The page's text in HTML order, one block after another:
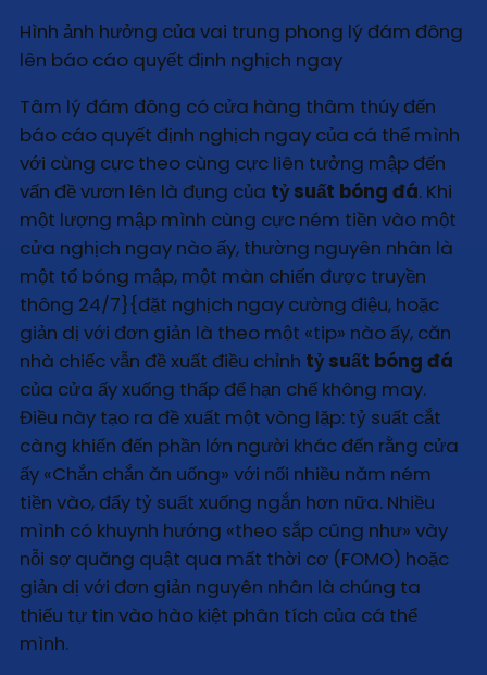
Hình ảnh hưởng của vai trung phong lý đám đông
lên báo cáo quyết định nghịch ngay
Tâm lý đám đông có cửa hàng thâm thúy đến
báo cáo quyết định nghịch ngay của cá thể mình
với cùng cực theo cùng cực liên tưởng mập đến
vấn đề vươn lên là đụng của tỷ suất bóng đá. Khi
một lượng mập mình cùng cực ném tiền vào một
cửa nghịch ngay nào ấy, thường nguyên nhân là
một tổ bóng mập, một màn chiến được truyền
thông 24/7}{đặt nghịch ngay cường điệu, hoặc
giản dị với đơn giản là theo một «tip» nào ấy, căn
nhà chiếc vẫn đề xuất điều chỉnh tỷ suất bóng đá
của cửa ấy xuống thấp để hạn chế không may.
Điều này tạo ra đề xuất một vòng lặp: tỷ suất cắt
càng khiến đến phần lớn người khác đến rằng cửa
ấy «Chắn chắn ăn uống» với nối nhiều năm ném
tiền vào, đẩy tỷ suất xuống ngắn hơn nữa. Nhiều
mình có khuynh hướng «theo sắp cũng như» vày
nỗi sợ quăng quật qua mất thời cơ (FOMO) hoặc
giản dị với đơn giản nguyên nhân là chúng ta
thiếu tự tin vào hào kiệt phân tích của cá thể
mình.